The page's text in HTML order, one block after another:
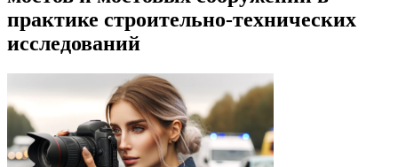
практике строительно-технических
исследований